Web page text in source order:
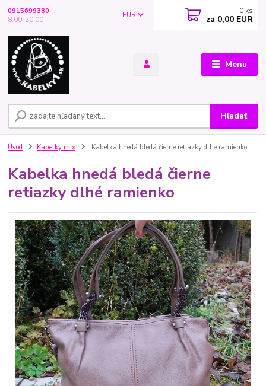
Menu
EUR
Hľadať
0915699380
8.00-20.00
0 ks
za 0,00 EUR
Úvod Kabelky mix Kabelka hnedá bledá čierne retiazky dlhé ramienko
Kabelka hnedá bledá čierne
retiazky dlhé ramienko